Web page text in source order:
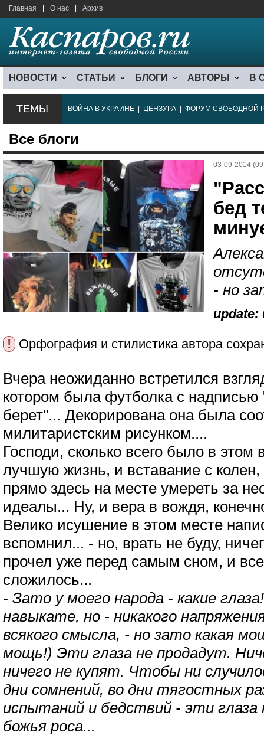
Главная О нас Архив
НОВОСТИ СТАТЬИ БЛОГИ АВТОРЫ В
ТЕМЫ ВОЙНА В УКРАИНЕ ЦЕНЗУРА ФОРУМ СВОБОДНОЙ
Все блоги
03-09-2014
бед
- но
update:
! Орфография и стилистика автора
Вчера неожиданно встретился
котором была футболка с надписью
берет"... Декорирована она была
милитаристским рисунком....
Господи, сколько всего было в
лучшую жизнь, и вставание с колен,
прямо здесь на месте умереть за
идеалы... Ну, и вера в вождя,
Велико исушение в этом месте
вспомнил... - но, врать не буду,
прочел уже перед самым сном, и все
сложилось...
- Зато у моего народа - какие
навыкате, но - никакого
всякого смысла, - но зато какая
мощь!) Эти глаза не продадут.
ничего не купят. Чтобы ни
дни сомнений, во дни тягостных
испытаний и бедствий - эти
божья роса...